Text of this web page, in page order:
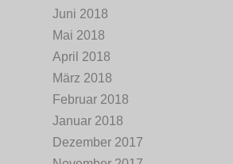
Juni 2018
Mai 2018
April 2018
März 2018
Februar 2018
Januar 2018
Dezember 2017